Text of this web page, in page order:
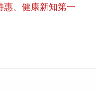
惠、健康新知第一